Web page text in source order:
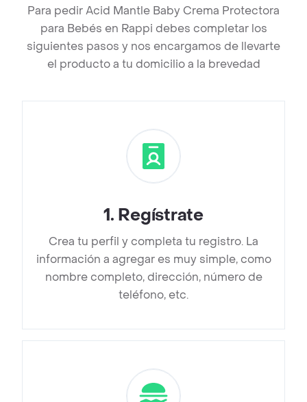
Para pedir Acid Mantle Baby Crema Protectora
para Bebés en Rappi debes completar los
siguientes pasos y nos encargamos de llevarte
el producto a tu domicilio a la brevedad
1. Regístrate
Crea tu perfil y completa tu registro. La
información a agregar es muy simple, como
nombre completo, dirección, número de
teléfono, etc.